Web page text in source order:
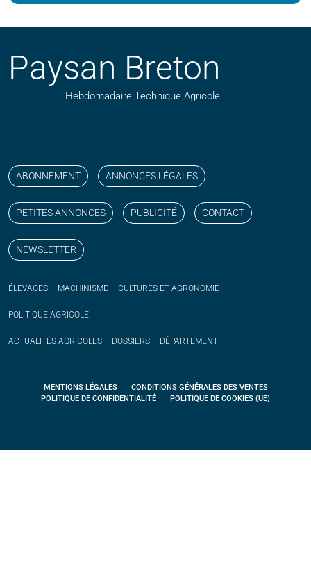
Paysan Breton
Hebdomadaire Technique Agricole
ABONNEMENT ANNONCES LÉGALES
PETITES ANNONCES PUBLICITÉ CONTACT
NEWSLETTER
ÉLEVAGES MACHINISME CULTURES ET AGRONOMIE
POLITIQUE AGRICOLE
ACTUALITÉS AGRICOLES DOSSIERS DÉPARTEMENT
MENTIONS LÉGALES
CONDITIONS GÉNÉRALES DES VENTES
POLITIQUE DE CONFIDENTIALITÉ
POLITIQUE DE COOKIES (UE)